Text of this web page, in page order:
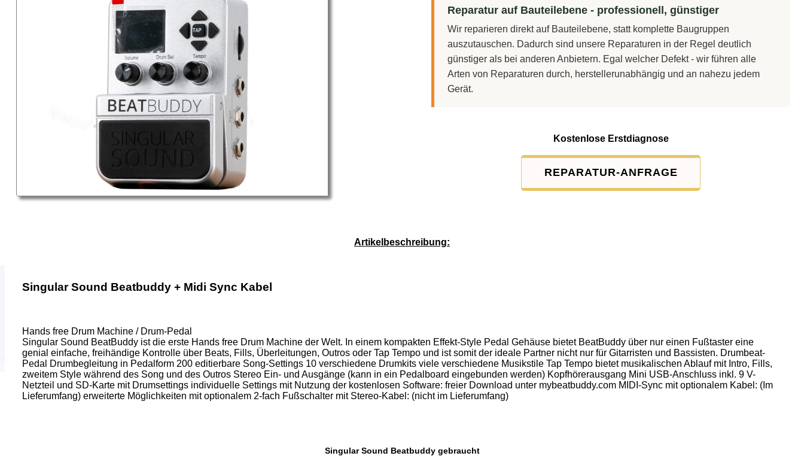
Reparatur auf Bauteilebene - professionell, günstiger
Wir reparieren direkt auf Bauteilebene, statt komplette Baugruppen
auszutauschen. Dadurch sind unsere Reparaturen in der Regel deutlich
günstiger als bei anderen Anbietern. Egal welcher Defekt - wir führen alle
Arten von Reparaturen durch, herstellerunabhängig und an nahezu jedem
Gerät.
Kostenlose Erstdiagnose
REPARATUR-ANFRAGE
Artikelbeschreibung:
Singular Sound Beatbuddy + Midi Sync Kabel
Hands free Drum Machine / Drum-Pedal
Singular Sound BeatBuddy ist die erste Hands free Drum Machine der Welt. In einem kompakten Effekt-Style Pedal Gehäuse bietet BeatBuddy über nur einen Fußtaster eine
genial einfache, freihändige Kontrolle über Beats, Fills, Überleitungen, Outros oder Tap Tempo und ist somit der ideale Partner nicht nur für Gitarristen und Bassisten. Drumbeat-
Pedal Drumbegleitung in Pedalform 200 editierbare Song-Settings 10 verschiedene Drumkits viele verschiedene Musikstile Tap Tempo bietet musikalischen Ablauf mit Intro, Fills,
zweitem Style während des Song und des Outros Stereo Ein- und Ausgänge (kann in ein Pedalboard eingebunden werden) Kopfhörerausgang Mini USB-Anschluss inkl. 9 V-
Netzteil und SD-Karte mit Drumsettings individuelle Settings mit Nutzung der kostenlosen Software: freier Download unter mybeatbuddy.com MIDI-Sync mit optionalem Kabel: (Im
Lieferumfang) erweiterte Möglichkeiten mit optionalem 2-fach Fußschalter mit Stereo-Kabel: (nicht im Lieferumfang)
Singular Sound Beatbuddy gebraucht